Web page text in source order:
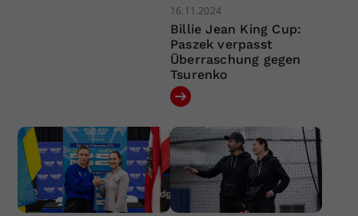
16.11.2024
Billie Jean King Cup:
Paszek verpasst
Überraschung gegen
Tsurenko